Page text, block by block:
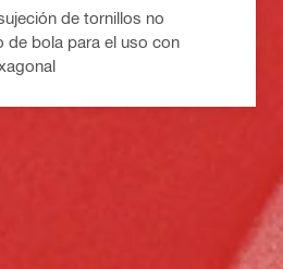
de tornillos no
de bola para el uso con